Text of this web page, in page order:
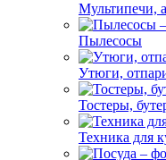
Мультипечи,
Пылесосы
Утюги,
Тостеры,
Техника для